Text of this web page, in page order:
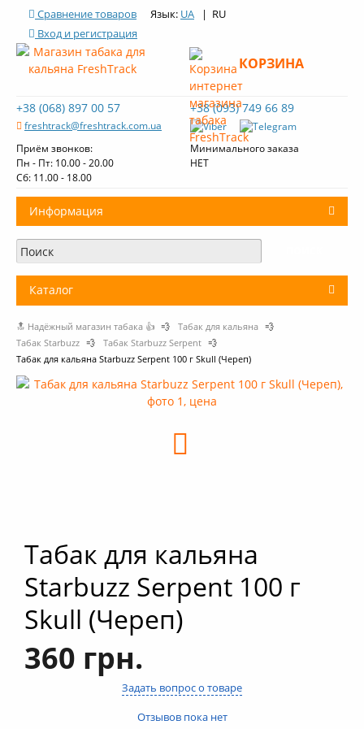
Сравнение товаров Язык: UA | RU
Вход и регистрация
+38 (068) 897 00 57
freshtrack@freshtrack.com.ua
+38 (093) 749 66 89
Приём звонков:
Пн - Пт: 10.00 - 20.00
Cб: 11.00 - 18.00
Минимального заказа
НЕТ
КОРЗИНА
Информация
О нас
Доставка и оплата
Обзоры табака Fresh Track
Каталог
Табак для кальяна
Уголь для кальяна
Кальяны
+
🔝 Надёжный магазин табака 👍 💨 Табак для кальяна 💨
Табак Starbuzz 💨 Табак Starbuzz Serpent 💨
Табак для кальяна Starbuzz Serpent 100 г Skull (Череп)
Табак для кальяна
Starbuzz Serpent 100 г
Skull (Череп)
360 грн.
Задать вопрос о товаре
Отзывов пока нет